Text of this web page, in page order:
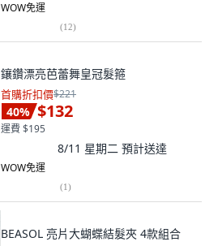
WOW免運
(12)
鑲鑽漂亮芭蕾舞皇冠髮箍
首購折扣價$221
40% $132
運費 $195
8/11 星期二 預計送達
WOW免運
(1)
BEASOL 亮片大蝴蝶結髮夾 4款組合